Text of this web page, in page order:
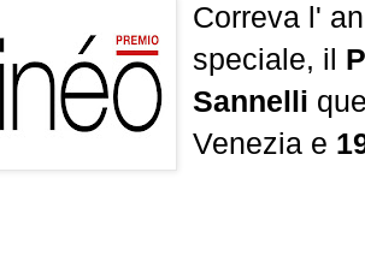
Correva l'
speciale, il
Sannelli
Venezia e